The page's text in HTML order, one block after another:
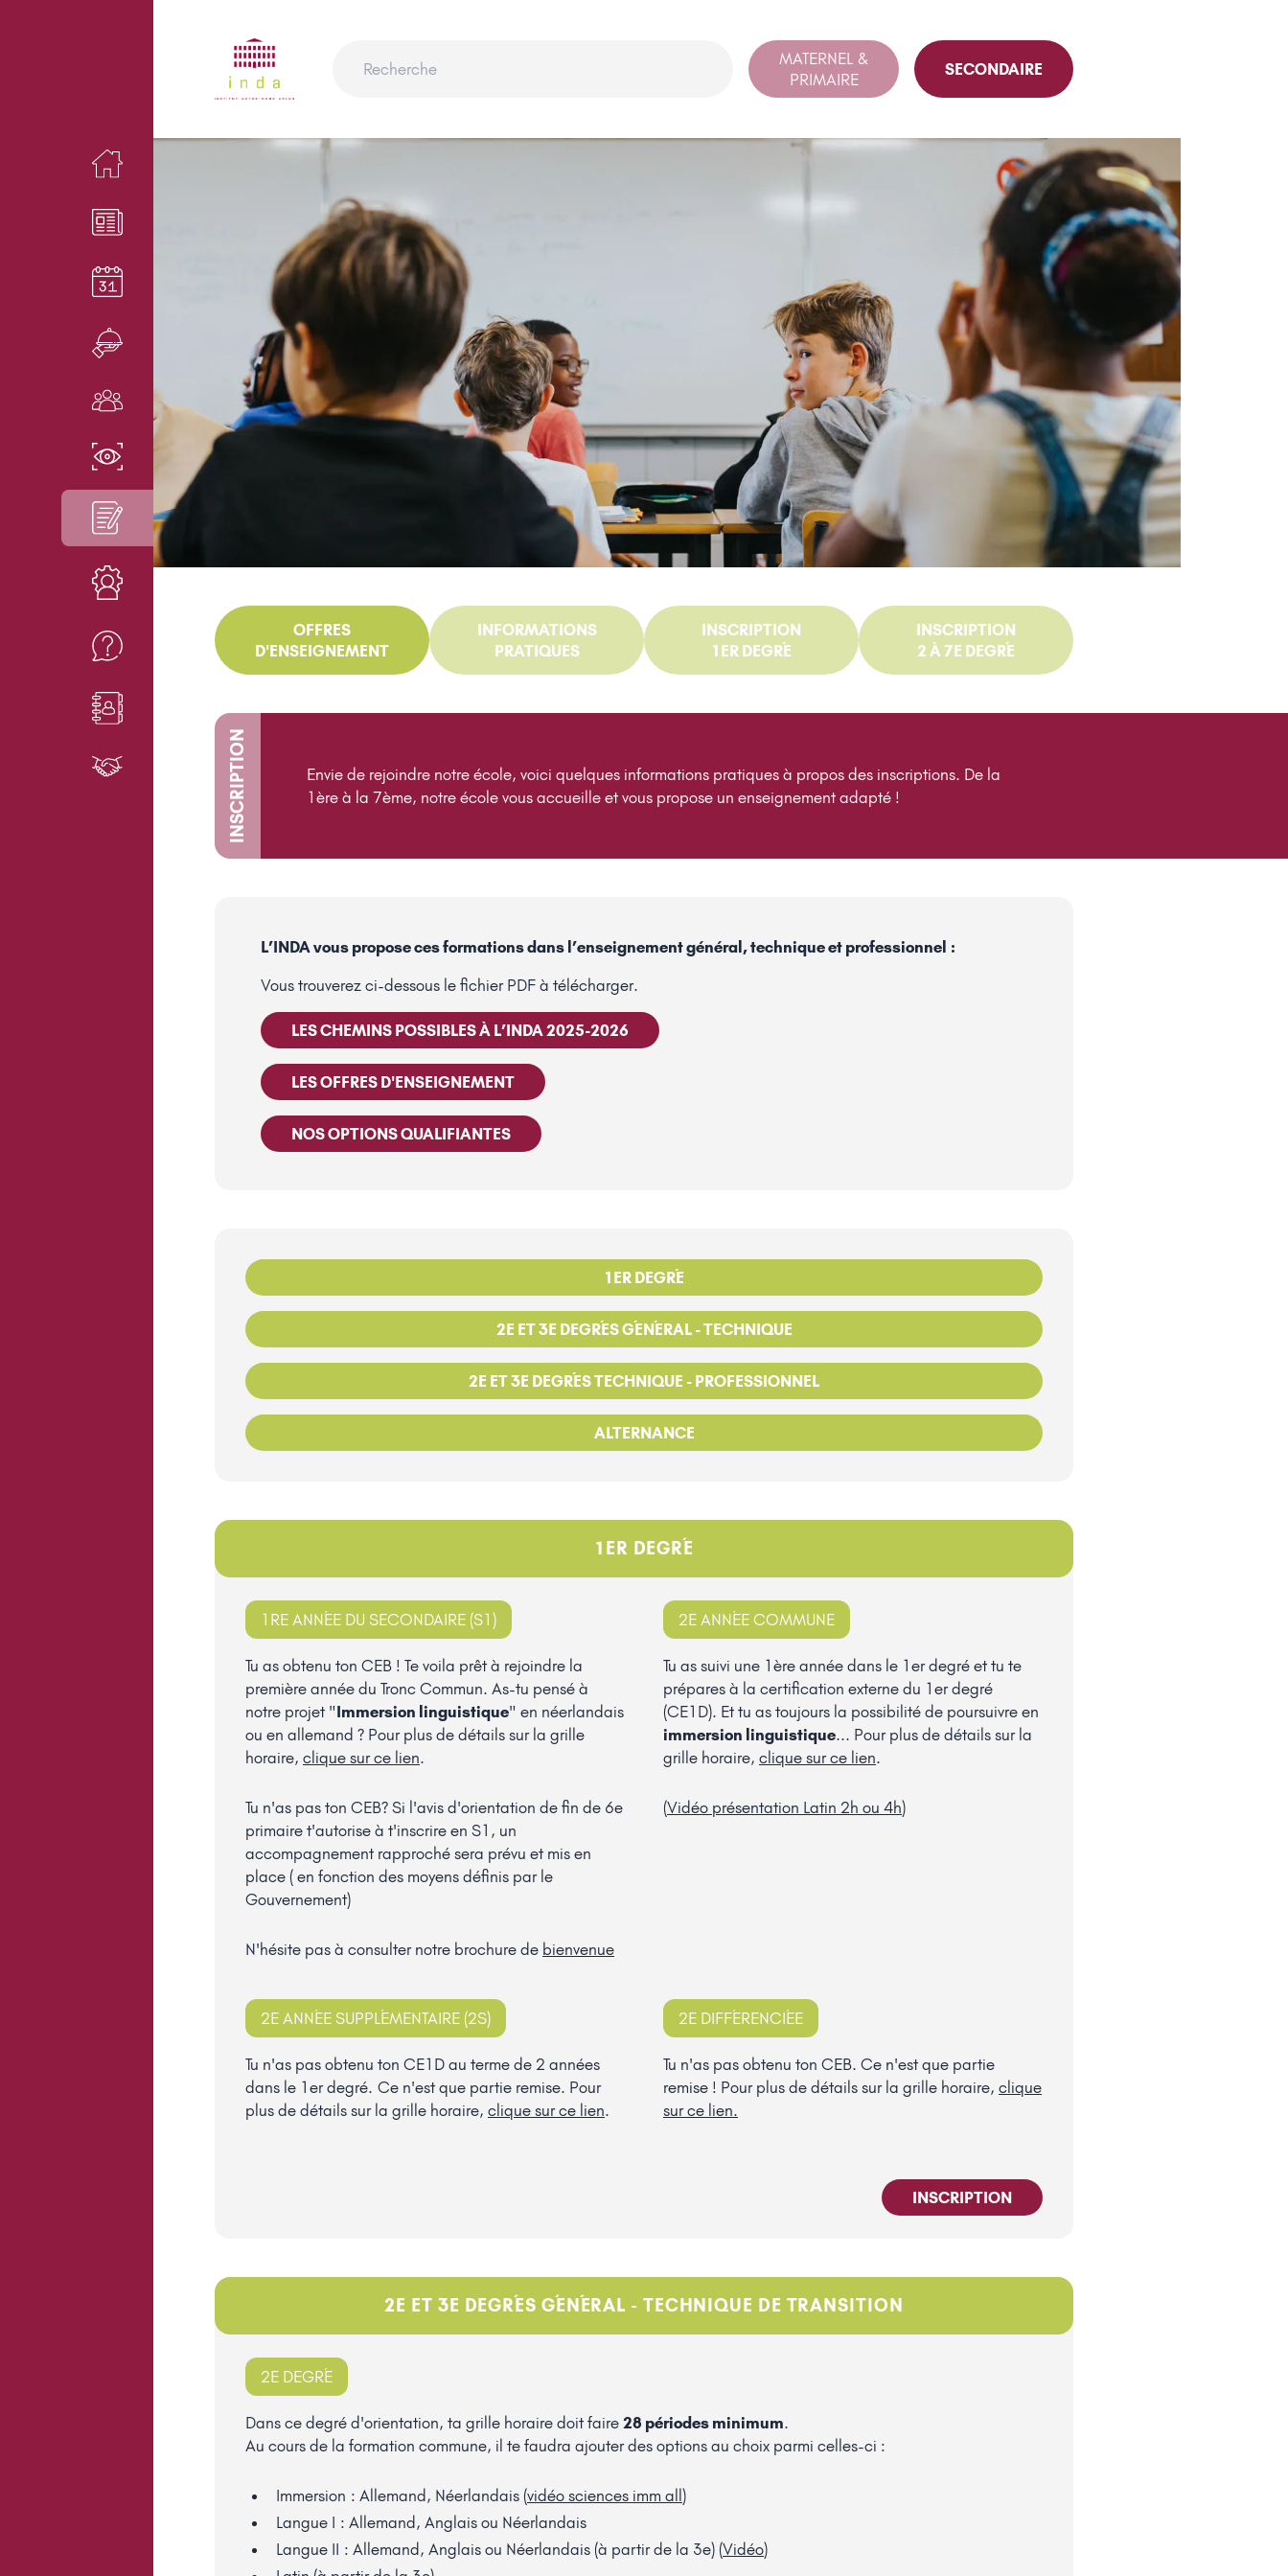
MATERNEL &
PRIMAIRE
SECONDAIRE
OFFRES
D'ENSEIGNEMENT
INFORMATIONS
PRATIQUES
INSCRIPTION
1ER DEGRÉ
INSCRIPTION
2 À 7E DEGRÉ
INSCRIPTION
Envie de rejoindre notre école, voici quelques informations pratiques à propos des inscriptions. De la
1ère à la 7ème, notre école vous accueille et vous propose un enseignement adapté !
L’INDA vous propose ces formations dans l’enseignement général, technique et professionnel :
Vous trouverez ci-dessous le fichier PDF à télécharger.
LES CHEMINS POSSIBLES À L’INDA 2025-2026
LES OFFRES D'ENSEIGNEMENT
NOS OPTIONS QUALIFIANTES
1ER DEGRÉ
2E ET 3E DEGRÉS GÉNÉRAL - TECHNIQUE
2E ET 3E DEGRÉS TECHNIQUE - PROFESSIONNEL
ALTERNANCE
1ER DEGRÉ
1RE ANNÉE DU SECONDAIRE (S1)
Tu as obtenu ton CEB ! Te voila prêt à rejoindre la
première année du Tronc Commun. As-tu pensé à
notre projet "Immersion linguistique" en néerlandais
ou en allemand ? Pour plus de détails sur la grille
horaire, clique sur ce lien.
Tu n'as pas ton CEB? Si l'avis d'orientation de fin de 6e
primaire t'autorise à t'inscrire en S1, un
accompagnement rapproché sera prévu et mis en
place ( en fonction des moyens définis par le
Gouvernement)
N'hésite pas à consulter notre brochure de bienvenue
2E ANNÉE COMMUNE
Tu as suivi une 1ère année dans le 1er degré et tu te
prépares à la certification externe du 1er degré
(CE1D). Et tu as toujours la possibilité de poursuivre en
immersion linguistique... Pour plus de détails sur la
grille horaire, clique sur ce lien.
(Vidéo présentation Latin 2h ou 4h)
2E ANNÉE SUPPLÉMENTAIRE (2S)
Tu n'as pas obtenu ton CE1D au terme de 2 années
dans le 1er degré. Ce n'est que partie remise. Pour
plus de détails sur la grille horaire, clique sur ce lien.
2E DIFFÉRENCIÉE
Tu n'as pas obtenu ton CEB. Ce n'est que partie
remise ! Pour plus de détails sur la grille horaire, clique
sur ce lien.
INSCRIPTION
2E ET 3E DEGRÉS GÉNÉRAL - TECHNIQUE DE TRANSITION
2E DEGRÉ
Dans ce degré d'orientation, ta grille horaire doit faire 28 périodes minimum.
Au cours de la formation commune, il te faudra ajouter des options au choix parmi celles-ci :
Immersion : Allemand, Néerlandais (vidéo sciences imm all)
Langue I : Allemand, Anglais ou Néerlandais
Langue II : Allemand, Anglais ou Néerlandais (à partir de la 3e) (Vidéo)
RESTAURANT
NOS ACTEURS
EN SAVOIR PLUS
INSCRIPTIONS
RESSOURCES
PARTENAIRES